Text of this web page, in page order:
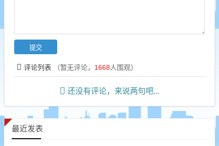
评论列表 （暂无评论， 1668人围观）
还没有评论，来说两句吧...
最近发表